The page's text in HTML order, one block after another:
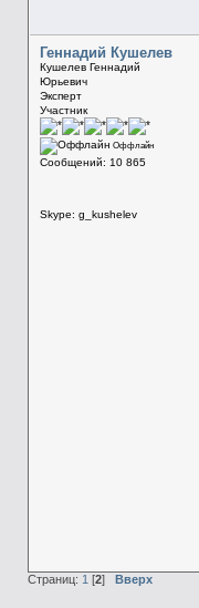
Геннадий Кушелев
Кушелев Геннадий
Юрьевич
Эксперт
Участник
Оффлайн
Сообщений: 10 865
Skype: g_kushelev
Страниц: 1 [2] Вверх